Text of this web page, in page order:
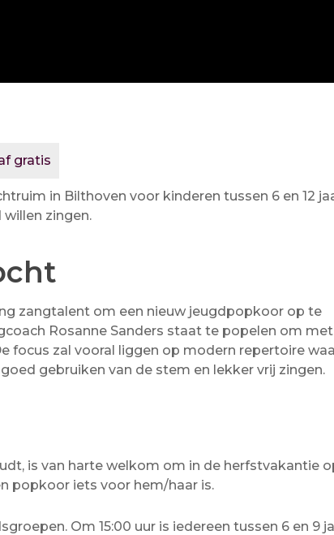
gratis
in Bilthoven voor kinderen tussen 6 en 12
zingen.
zangtalent om een nieuw jeugdpopkoor op te
Rosanne Sanders staat te popelen om
focus zal vooral liggen op modern repertoire
gebruiken van de stem en lekker vrij zingen.
is van harte welkom om in de herfstvakantie
popkoor iets voor hem/haar is.
Om 15:00 uur is iedereen tussen 6 en 9